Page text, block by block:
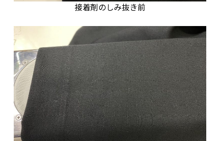
接着剤のしみ抜き前